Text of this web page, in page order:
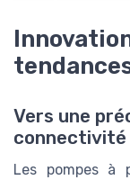
Vers une
Les pompes à